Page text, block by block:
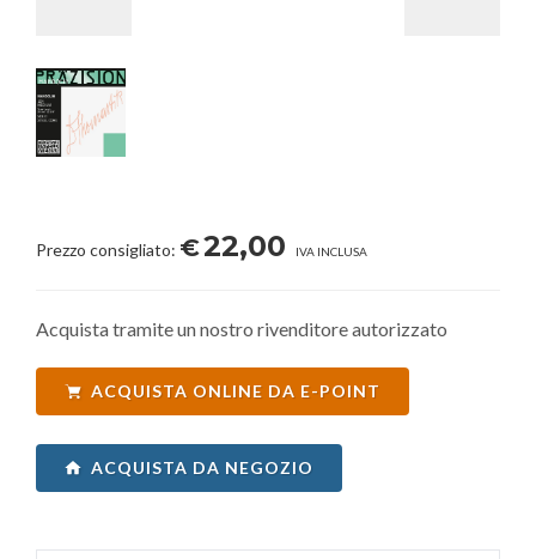
Prezzo consigliato: €22,00 IVA INCLUSA
Acquista tramite un nostro rivenditore autorizzato
ACQUISTA ONLINE DA E-POINT
ACQUISTA DA NEGOZIO